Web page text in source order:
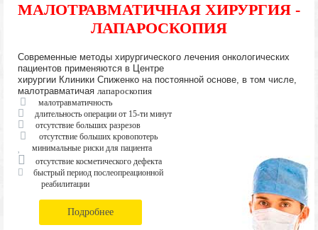
МАЛОТРАВМАТИЧНАЯ ХИРУРГИЯ -
ЛАПАРОСКОПИЯ
Современные методы хирургического лечения онкологических
пациентов применяются в Центре
хирургии Клиники Спиженко на постоянной основе, в том числе,
малотравматичая лапароскопия
малотравматичность
длительность операции от 15-ти минут
отсутствие больших разрезов
отсутствие больших кровопотерь
минимальные риски для пациента
отсутствие косметического дефекта
быстрый период послеопреационной
реабилитации
Подробнее